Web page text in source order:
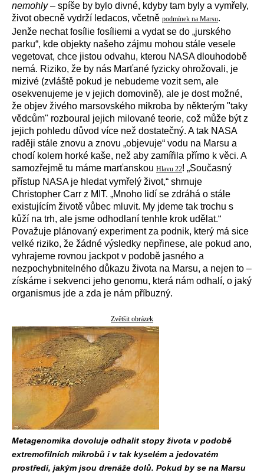
nemohly– spíše by bylo divné, kdyby tam byly a vymřely,
život obecně vydrží ledacos, včetně podmínek na Marsu.
Jenže nechat fosílie fosíliemi a vydat se do „jurského
parku“, kde objekty našeho zájmu mohou stále vesele
vegetovat, chce jistou odvahu, kterou NASA dlouhodobě
nemá. Riziko, že by nás Marťané fyzicky ohrožovali, je
mizivé (zvláště pokud je nebudeme vozit sem, ale
osekvenujeme je v jejich domovině), ale je dost možné,
že objev živého marsovského mikroba by některým "taky
vědcům" rozboural jejich milované teorie, což může být z
jejich pohledu důvod více než dostatečný. A tak NASA
raději stále znovu a znovu „objevuje“ vodu na Marsu a
chodí kolem horké kaše, než aby zamířila přímo k věci. A
samozřejmě tu máme marťanskou Hlavu 22! „Současný
přístup NASA je hledat vymřelý život,“ shrnuje
Christopher Carr z MIT. „Mnoho lidí se zdráhá o stále
existujícím životě vůbec mluvit. My jdeme tak trochu s
kůží na trh, ale jsme odhodlaní tenhle krok udělat.“
Považuje plánovaný experiment za podnik, který má sice
velké riziko, že žádné výsledky nepřinese, ale pokud ano,
vyhrajeme rovnou jackpot v podobě jasného a
nezpochybnitelného důkazu života na Marsu, a nejen to –
získáme i sekvenci jeho genomu, která nám odhalí, o jaký
organismus jde a zda je nám příbuzný.
Zvětšit obrázek
Metagenomika dovoluje odhalit stopy života v podobě
extremofilních mikrobů i v tak kyselém a jedovatém
prostředí, jakým jsou drenáže dolů. Pokud by se na Marsu